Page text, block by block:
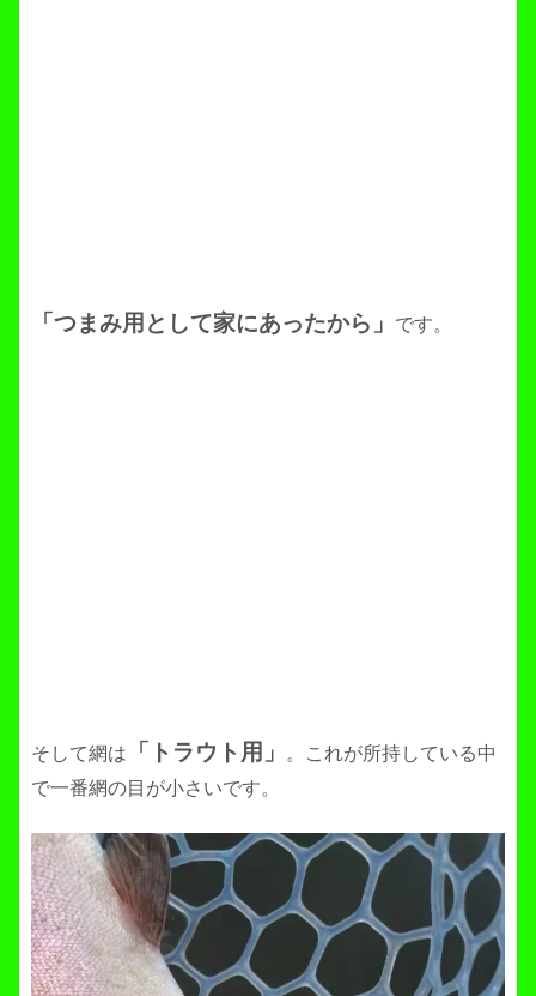
「つまみ用として家にあったから」 です。
そして網は 「トラウト用」
。これが所持している中
で一番網の目が小さいです。